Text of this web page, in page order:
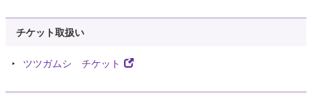
チケット取扱い
ツツガムシ チケット